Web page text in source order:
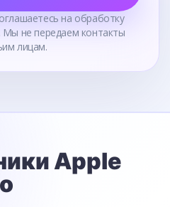
на обработку
Мы не передаем контакты
лицам.
Apple